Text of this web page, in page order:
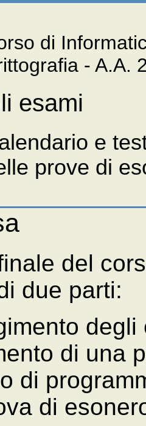
di
- A.A.
esami
e
prove di
del
due parti:
di una
di
di